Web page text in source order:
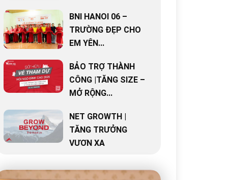
BNI HANOI 06 –
TRƯỜNG ĐẸP CHO
EM YÊN...
BẢO TRỢ THÀNH
CÔNG |TĂNG SIZE –
MỞ RỘNG...
NET GROWTH |
TĂNG TRƯỞNG
VƯƠN XA